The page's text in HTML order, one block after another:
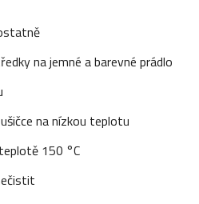
na jemné a barevné prádlo
na nízkou teplotu
150 °C